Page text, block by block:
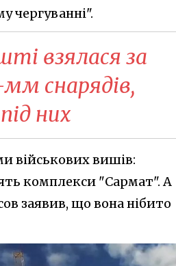
чергуванні".
взялася за
снарядів,
них
військових вишів:
комплекси "Сармат". А
заявив, що вона нібито